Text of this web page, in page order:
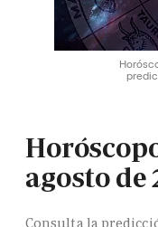
agosto de
Consulta la